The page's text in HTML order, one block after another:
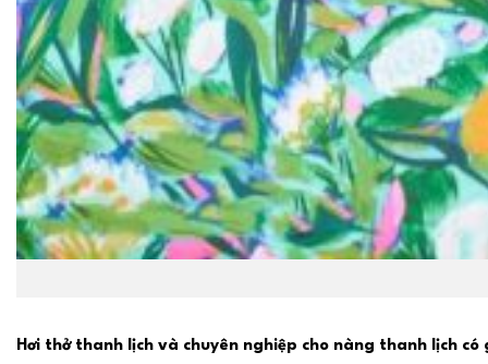
Hơi thở thanh lịch và chuyên nghiệp cho nàng thanh lịch có